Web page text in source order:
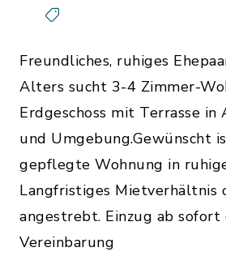
Freundliches, ruhiges
Alters sucht 3-4 Zimmer-
Erdgeschoss mit Terrasse in
und Umgebung.Gewünscht
gepflegte Wohnung in
Langfristiges Mietverhältnis
angestrebt. Einzug ab sofort
Vereinbarung